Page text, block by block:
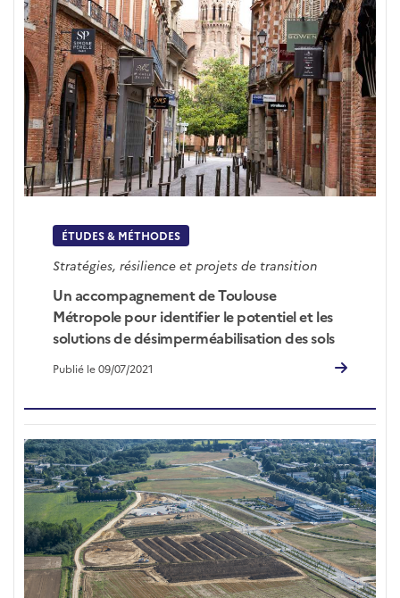
ÉTUDES & MÉTHODES
Stratégies, résilience et projets de transition
Un accompagnement de Toulouse
Métropole pour identifier le potentiel et les
solutions de désimperméabilisation des sols
Publié le 09/07/2021